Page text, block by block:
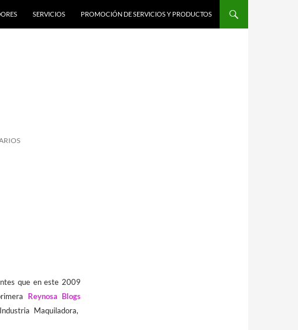
SERVICIOS PROMOCIÓN DE SERVICIOS Y PRODUCTOS
que en este 2009
Reynosa Blogs
Maquiladora,